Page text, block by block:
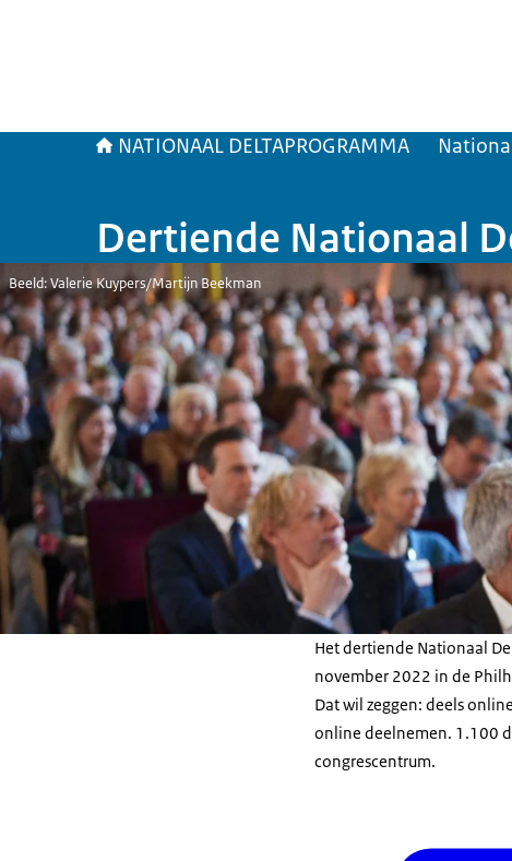
NATIONAAL DELTAPROGRAMMA
Dertiende Nationaal
Beeld: Valerie Kuypers/Martijn Beekman
Het dertiende Nationaal
november 2022 in de
Dat wil zeggen: deels
online deelnemen. 1.100
congrescentrum.